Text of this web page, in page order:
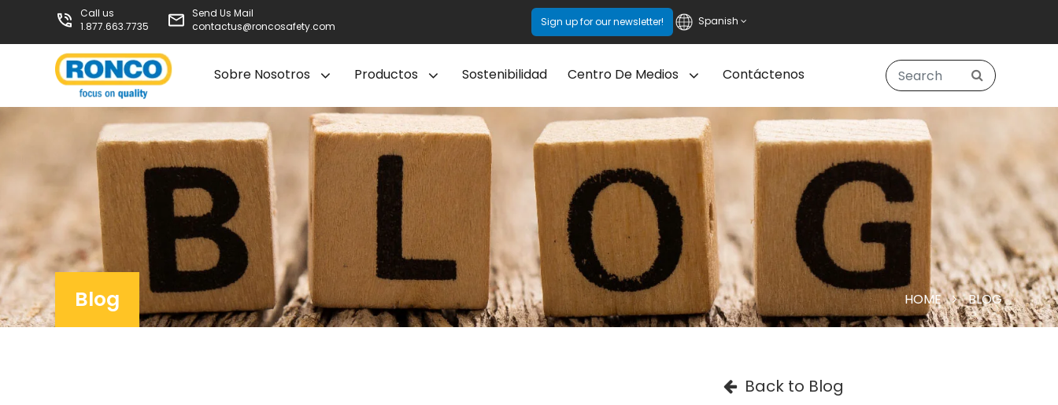
Call us
1.877.663.7735
Send Us Mail
contactus@roncosafety.com
Sign up for our newsletter! Spanish
Sobre Nosotros Productos Sostenibilidad Centro De Medios Contáctenos
Blog HOME BLOG
Back to Blog